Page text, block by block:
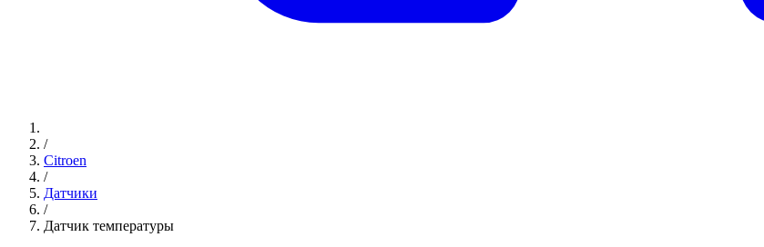
/
Citroen
/
Датчики
/
Датчик температуры